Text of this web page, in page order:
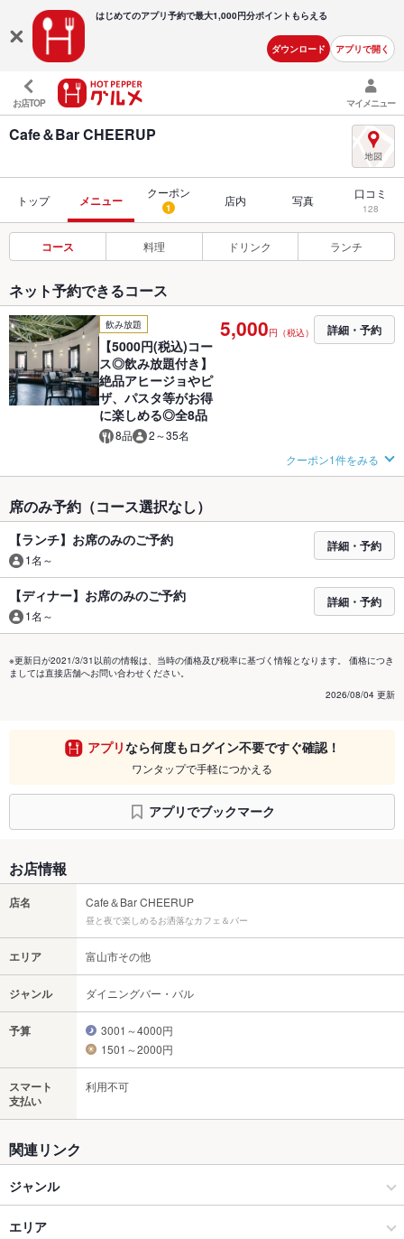
はじめてのアプリ予約で最大1,000円分ポイントもらえる
ダウンロード アプリで開く
お店TOP マイメニュー
Cafe＆Bar CHEERUP
トップ メニュー
クーポン
1 店内 写真 口コミ
128
コース 料理 ドリンク ランチ
ネット予約できるコース
飲み放題
【5000円(税込)コー
ス◎飲み放題付き】
絶品アヒージョやピ
ザ、パスタ等がお得
に楽しめる◎全8品
8品 2～35名
5,000円（税込） 詳細・予約
クーポン1件をみる
席のみ予約（コース選択なし）
【ランチ】お席のみのご予約
1名～
詳細・予約
【ディナー】お席のみのご予約
1名～
詳細・予約
※更新日が2021/3/31以前の情報は、当時の価格及び税率に基づく情報となります。 価格につき
ましては直接店舗へお問い合わせください。
2026/08/04 更新
アプリなら何度もログイン不要ですぐ確認！
ワンタップで手軽につかえる
アプリでブックマーク
お店情報
店名 Cafe＆Bar CHEERUP
昼と夜で楽しめるお洒落なカフェ＆バー
エリア 富山市その他
ジャンル ダイニングバー・バル
予算
3001～4000円
1501～2000円
スマート
支払い
利用不可
関連リンク
ジャンル
ダイニングバー・バル
エリア